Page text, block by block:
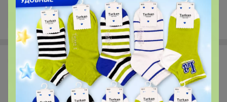
+3K
Эмилия!